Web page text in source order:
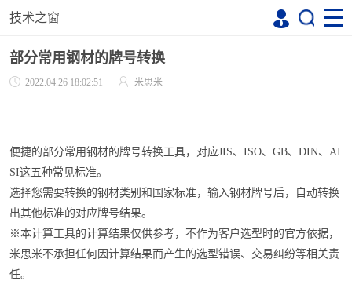
技术之窗
部分常用钢材的牌号转换
2022.04.26 18:02:51 米思米
便捷的部分常用钢材的牌号转换工具，对应JIS、ISO、GB、DIN、AI
SI这五种常见标准。
选择您需要转换的钢材类别和国家标准，输入钢材牌号后，自动转换
出其他标准的对应牌号结果。
※本计算工具的计算结果仅供参考，不作为客户选型时的官方依据，
米思米不承担任何因计算结果而产生的选型错误、交易纠纷等相关责
任。